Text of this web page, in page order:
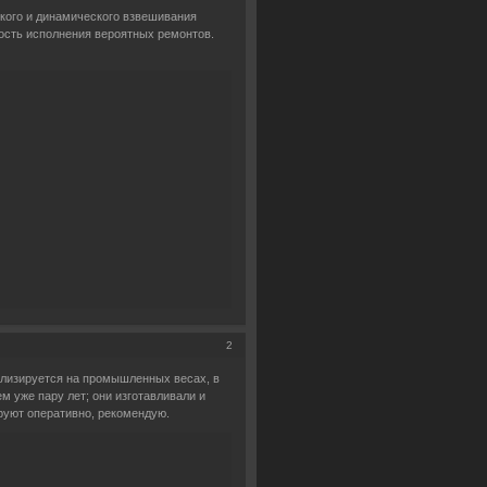
и динамического взвешивания
исполнения вероятных ремонтов.
2
на промышленных весах, в
уже пару лет; они изготавливали и
оперативно, рекомендую.